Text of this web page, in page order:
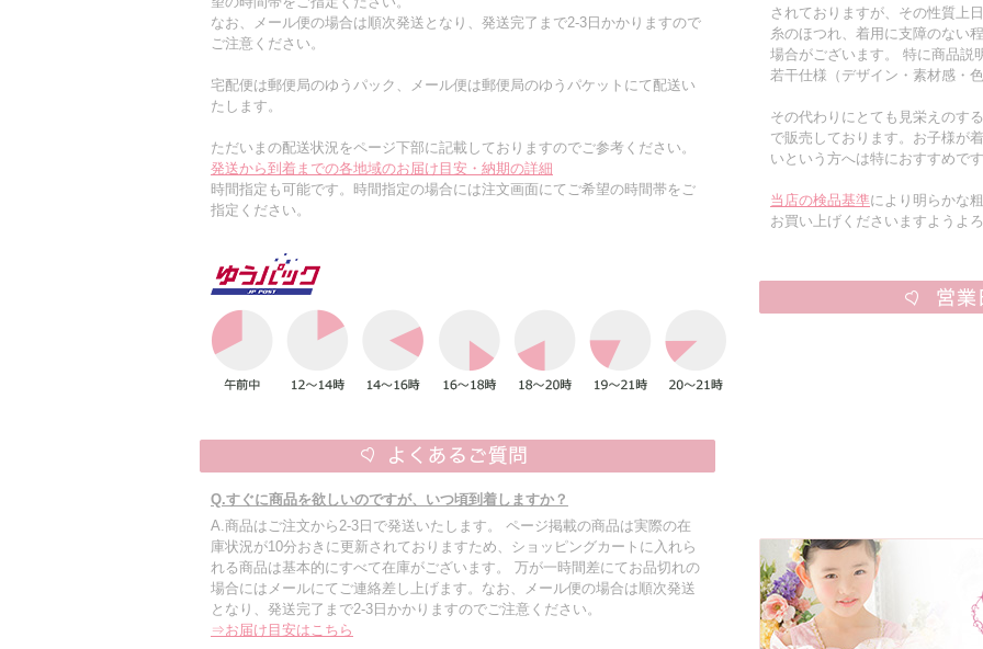
なお、メール便の場合は順次発送となり、発送完了まで2-3日かかりますので
ご注意ください。
宅配便は郵便局のゆうパック、メール便は郵便局のゆうパケットにて配送い
たします。
ただいまの配送状況をページ下部に記載しておりますのでご参考ください。
発送から到着までの各地域のお届け目安・納期の詳細
時間指定も可能です。時間指定の場合には注文画面にてご希望の時間帯をご
指定ください。
Q.すぐに商品を欲しいのですが、いつ頃到着しますか？
A.商品はご注文から2-3日で発送いたします。 ページ掲載の商品は実際の在
庫状況が10分おきに更新されておりますため、ショッピングカートに入れら
れる商品は基本的にすべて在庫がございます。 万が一時間差にてお品切れの
場合にはメールにてご連絡差し上げます。なお、メール便の場合は順次発送
となり、発送完了まで2-3日かかりますのでご注意ください。
⇒お届け目安はこちら
されておりますが、その性質上
糸のほつれ、着用に支障のない
場合がございます。 特に商品説
若干仕様（デザイン・素材感・
その代わりにとても見栄えのす
で販売しております。お子様が
いという方へは特におすすめで
当店の検品基準により明らかな
お買い上げくださいますようよ